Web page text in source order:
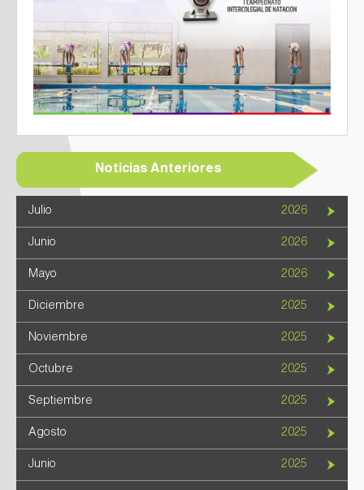
Noticias Anteriores
Julio 2026
Junio 2026
Mayo 2026
Diciembre 2025
Noviembre 2025
Octubre 2025
Septiembre 2025
Agosto 2025
Junio 2025